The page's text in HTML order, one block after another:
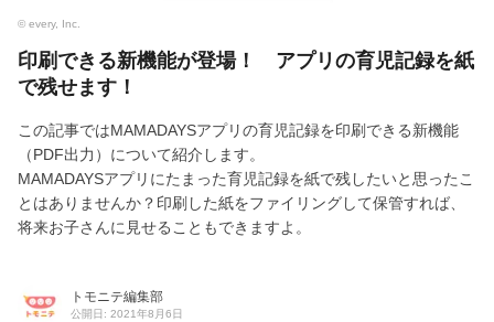
© every, Inc.
印刷できる新機能が登場！ アプリの育児記録を紙
で残せます！
この記事ではMAMADAYSアプリの育児記録を印刷できる新機能
（PDF出力）について紹介します。
MAMADAYSアプリにたまった育児記録を紙で残したいと思ったこ
とはありませんか？印刷した紙をファイリングして保管すれば、
将来お子さんに見せることもできますよ。
トモニテ編集部
公開日: 2021年8月6日